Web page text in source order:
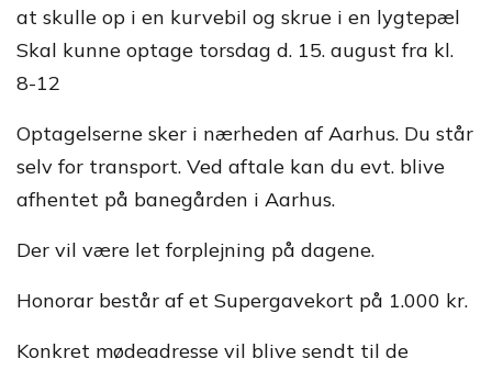
at skulle op i en kurvebil og skrue i en lygtepæl
Skal kunne optage torsdag d. 15. august fra kl.
8-12
Optagelserne sker i nærheden af Aarhus. Du står
selv for transport. Ved aftale kan du evt. blive
afhentet på banegården i Aarhus.
Der vil være let forplejning på dagene.
Honorar består af et Supergavekort på 1.000 kr.
Konkret mødeadresse vil blive sendt til de